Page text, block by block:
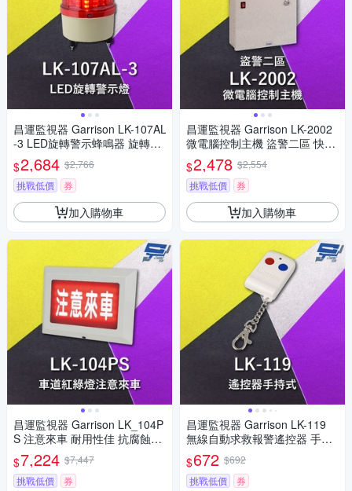
昌運監視器 Garrison LK-107AL
-3 LED旋轉警示蜂鳴器 旋轉燈
警示閃光 內含聲音蜂鳴器
$2,684 $2,766
挑戰低價
券
加入購物車
昌運監視器 Garrison LK_104P
S 注意來車 耐用性佳 抗腐蝕能
力 閃爍警報
$7,224 $7,447
挑戰低價
券
昌運監視器 Garrison LK-2002
微電腦控制主機 盜警二區 快速
偵測及終端電阻防破壞設計
$2,478 $2,554
挑戰低價
券
加入購物車
昌運監視器 Garrison LK-119
無線自動求救報警遙控器 手持
式
$672 $692
挑戰低價
券